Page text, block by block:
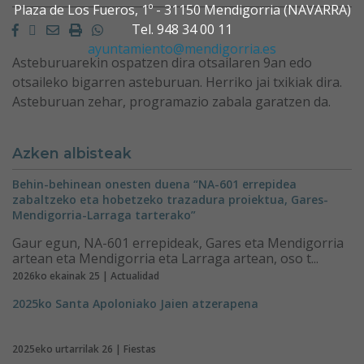
Plaza de Los Fueros, 1º - 31150 Mendigorria (NAVARRA)
Tel. 948 34 00 11
ayuntamiento@mendigorria.es
Facebook
Twitter
EmailImprimir
Whatsapp
Asteburuarekin ospatzen dira otsailaren 9an edo
otsaileko bigarren asteburuan. Herriko jai txikiak dira.
Asteburuan zehar, programazio zabala garatzen da.
Azken albisteak
Behin-behinean onesten duena “NA-601 errepidea
zabaltzeko eta hobetzeko trazadura proiektua, Gares-
Mendigorria-Larraga tarterako”
Gaur egun, NA-601 errepideak, Gares eta Mendigorria
artean eta Mendigorria eta Larraga artean, oso t...
2026ko ekainak 25 | Actualidad
2025ko Santa Apoloniako Jaien atzerapena
2025eko urtarrilak 26 | Fiestas